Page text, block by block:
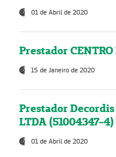
01 de Abril de 2020
Prestador CENTRO
15 de Janeiro de 2020
Prestador
LTDA (51004347-4)
01 de Abril de 2020